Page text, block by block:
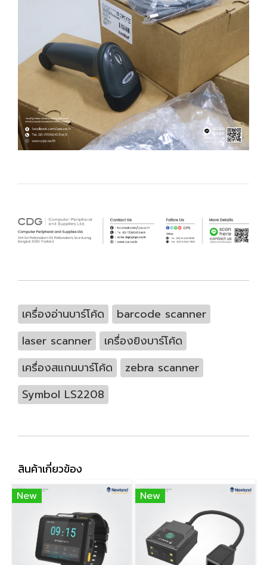
เครื่องอ่านบาร์โค้ด
barcode scanner
laser scanner
เครื่องยิงบาร์โค้ด
เครื่องสแกนบาร์โค้ด
zebra scanner
Symbol LS2208
สินค้าเกี่ยวข้อง
New New